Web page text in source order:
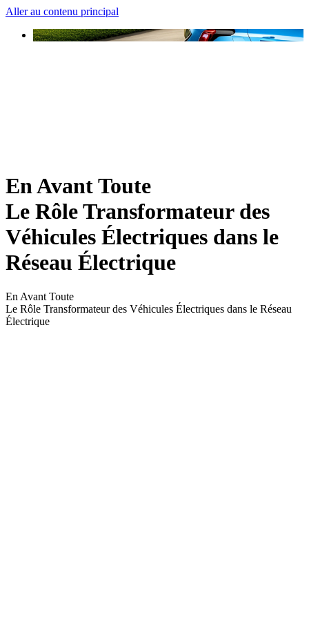
Aller au contenu principal
En Avant Toute
Le Rôle Transformateur des
Véhicules Électriques dans le
Réseau Électrique
En Avant Toute
Le Rôle Transformateur des Véhicules Électriques dans le Réseau
Électrique